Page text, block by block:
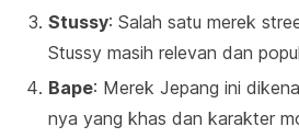
Stussy: Salah satu merek
Stussy masih relevan dan
Bape: Merek Jepang ini
nya yang khas dan karakter